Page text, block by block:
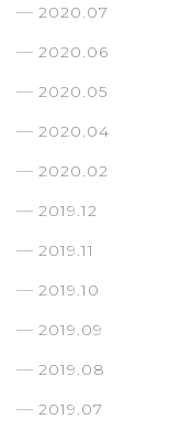
2020.07
2020.06
2020.05
2020.04
2020.02
2019.12
2019.11
2019.10
2019.09
2019.08
2019.07